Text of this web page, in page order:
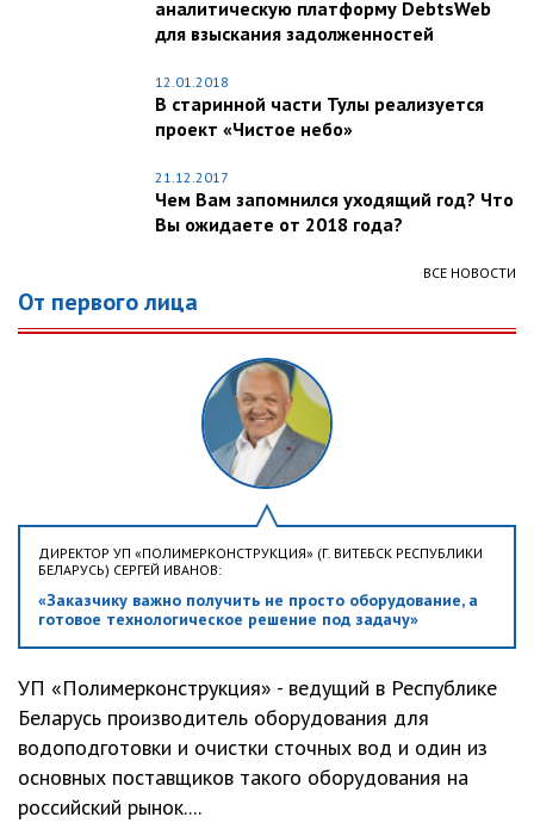
аналитическую платформу DebtsWeb
для взыскания задолженностей
12.01.2018
В старинной части Тулы реализуется
проект «Чистое небо»
21.12.2017
Чем Вам запомнился уходящий год? Что
Вы ожидаете от 2018 года?
ВСЕ НОВОСТИ
От первого лица
ДИРЕКТОР УП «ПОЛИМЕРКОНСТРУКЦИЯ» (Г. ВИТЕБСК РЕСПУБЛИКИ
БЕЛАРУСЬ) СЕРГЕЙ ИВАНОВ:
«Заказчику важно получить не просто оборудование, а
готовое технологическое решение под задачу»
УП «Полимерконструкция» - ведущий в Республике
Беларусь производитель оборудования для
водоподготовки и очистки сточных вод и один из
основных поставщиков такого оборудования на
российский рынок....